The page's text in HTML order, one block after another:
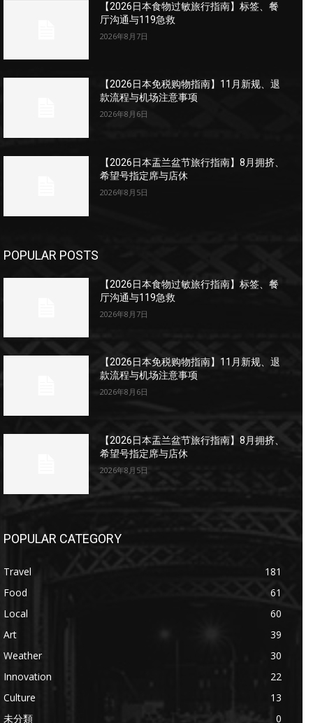
【2026日本食物过敏旅行指南】标签、餐
厅沟通与119急救
2026年8月7日
【2026日本免税购物指南】11月新规、退
款流程与机场注意事项
2026年8月6日
【2026日本盂兰盆节旅行指南】8月拥挤、
希望号指定席与店休
2026年8月5日
POPULAR POSTS
【2026日本食物过敏旅行指南】标签、餐
厅沟通与119急救
2026年8月7日
【2026日本免税购物指南】11月新规、退
款流程与机场注意事项
2026年8月6日
【2026日本盂兰盆节旅行指南】8月拥挤、
希望号指定席与店休
2026年8月5日
POPULAR CATEGORY
Travel
181
Food
61
Local
60
Art
39
Weather
30
Innovation
22
Culture
13
未分類
0